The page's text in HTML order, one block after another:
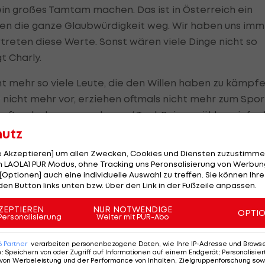
großes Tamtam machen. Das ist in Österreich ein
die ganze Glaubwürdigkeit weg. Wir haben uns
diese Werte. Sonst wären viele Dinge nicht so
Charly.
mehr so viele Leute, die den Willen haben zu
mehr vor, erziehen oftmals nicht mehr zum
das ‚angenehmere‘ Tool. Bei uns zählen
im Herzen weh."
treiben die beiden Brüder weiter an. Nach
Begeisterung für ihren Sport haben sich die
neuen Generationen weiterzugeben, die lernen
A und O für sie ist. Mithilfe von Kursen für Kinder
Akzeptieren] um allen Zwecken, Cookies und Diensten
PUR Modus, ohne Tracking uns Peronsalisierung von
auch eine individuelle Auswahl zu treffen. Sie können
Button links unten bzw. über den Link in der Fußzeile anpassen.
NUR NOTWENDIGE
Weiter mit PUR-Abo
Partner verarbeiten personenbezogene Daten, wie Ihre IP-Adresse und
: Speichern von oder Zugriff auf Informationen auf einem Endgerät;
Werbeleistung und der Performance von Inhalten, Zielgruppenforschung